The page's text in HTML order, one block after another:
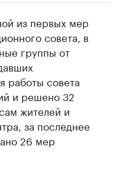
на РБК
личные
из первых мер
совета, в
группы от
работы совета
и решено 32
жителей и
за последнее
26 мер